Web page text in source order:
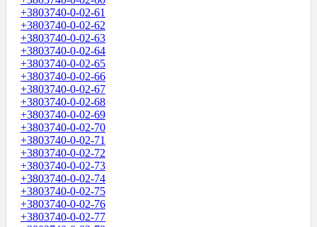
+3803740-0-02-61
+3803740-0-02-62
+3803740-0-02-63
+3803740-0-02-64
+3803740-0-02-65
+3803740-0-02-66
+3803740-0-02-67
+3803740-0-02-68
+3803740-0-02-69
+3803740-0-02-70
+3803740-0-02-71
+3803740-0-02-72
+3803740-0-02-73
+3803740-0-02-74
+3803740-0-02-75
+3803740-0-02-76
+3803740-0-02-77